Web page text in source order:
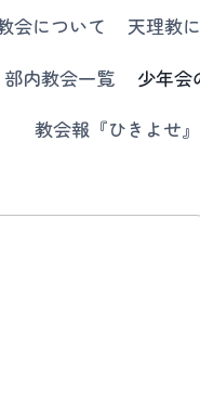
会について 天理教
部内教会一覧 少年会
教会報『ひきよせ』